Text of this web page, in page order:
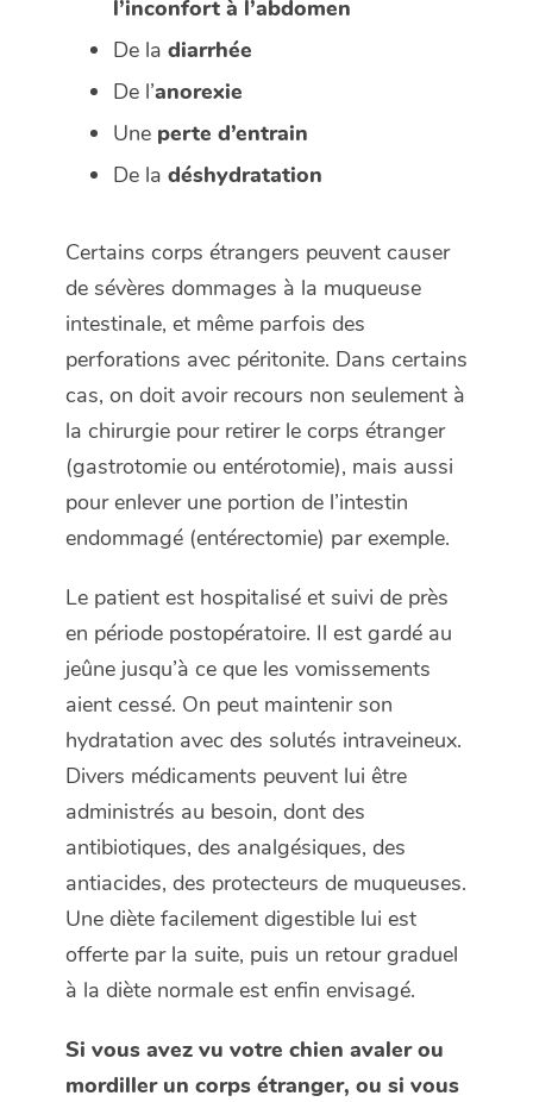
l’inconfort à l’abdomen
De la diarrhée
De l’anorexie
Une perte d’entrain
De la déshydratation
Certains corps étrangers peuvent causer
de sévères dommages à la muqueuse
intestinale, et même parfois des
perforations avec péritonite. Dans certains
cas, on doit avoir recours non seulement à
la chirurgie pour retirer le corps étranger
(gastrotomie ou entérotomie), mais aussi
pour enlever une portion de l’intestin
endommagé (entérectomie) par exemple.
Le patient est hospitalisé et suivi de près
en période postopératoire. Il est gardé au
jeûne jusqu’à ce que les vomissements
aient cessé. On peut maintenir son
hydratation avec des solutés intraveineux.
Divers médicaments peuvent lui être
administrés au besoin, dont des
antibiotiques, des analgésiques, des
antiacides, des protecteurs de muqueuses.
Une diète facilement digestible lui est
offerte par la suite, puis un retour graduel
à la diète normale est enfin envisagé.
Si vous avez vu votre chien avaler ou
mordiller un corps étranger, ou si vous